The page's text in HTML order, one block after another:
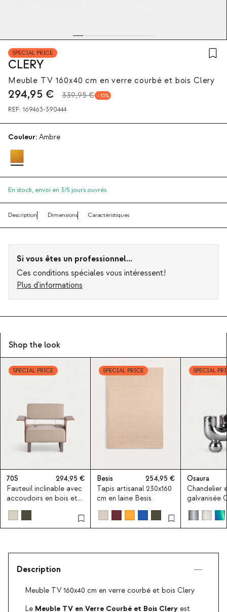
SPECIAL PRICE
CLERY
Meuble TV 160x40 cm en verre courbé et bois Clery
294,95 € 339,95 € 13
REF: 169463-390444
Couleur: Ambre
En stock, envoi en 3/5 jours ouvrés
Description Dimensions Caractéristiques
Si vous êtes un professionnel...
Ces conditions spéciales vous intéressent!
Plus d'informations
Shop the look
SPECIAL PRICE
70S
294,95
Fauteuil inclinable avec
accoudoirs en bois et
tissu 70S
SPECIAL PRICE
Besis
254,95
Tapis artisanal 230x160
cm en laine Besis
SPECIAL
Osaura
Chandelier
galvanisée
Description
Meuble TV 160x40 cm en verre courbé et bois Clery
Le Meuble TV en Verre Courbé et Bois Clery est